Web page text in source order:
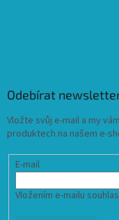
Odebírat
Vložte svůj e-mail a my
produktech na našem e-
E-mail
Vložením e-mailu